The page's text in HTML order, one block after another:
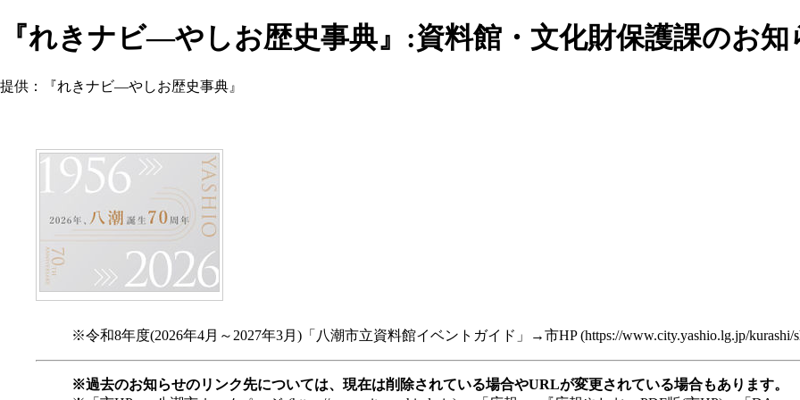
『れきナビ―やしお歴史事典』:資料館・文化財保護課のお知
提供：『れきナビ―やしお歴史事典』
※令和8年度(2026年4月～2027年3月)「八潮市立資料館イベントガイド」→市HP
※過去のお知らせのリンク先については、現在は削除されている場合やURLが変更されている場合もあります。